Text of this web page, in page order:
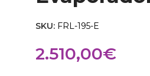
SKU: FRL-195-E
2.510,00€